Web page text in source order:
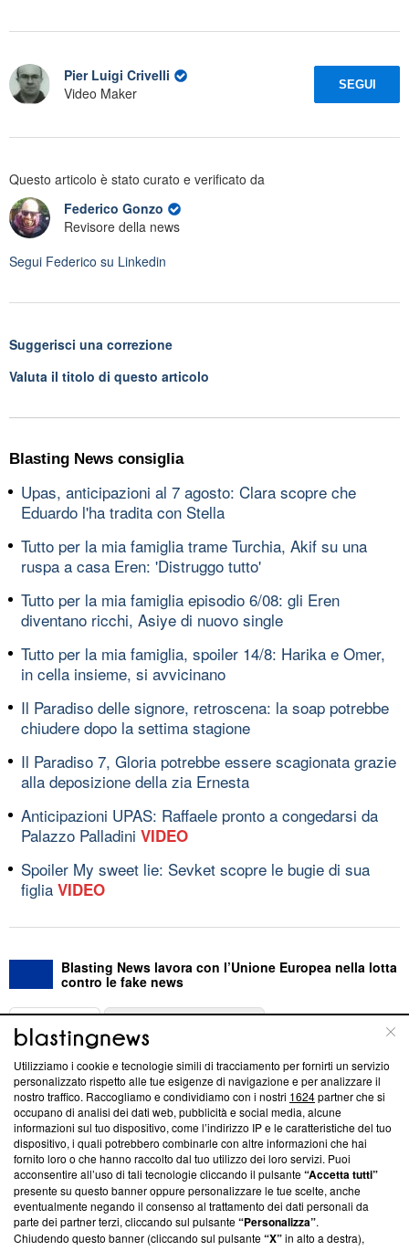
Pier Luigi Crivelli
Video Maker
SEGUI
Questo articolo è stato curato e verificato da
Federico Gonzo
Revisore della news
Segui Federico su Linkedin
Suggerisci una correzione
Valuta il titolo di questo articolo
Blasting News consiglia
Upas, anticipazioni al 7 agosto: Clara scopre che
Eduardo l'ha tradita con Stella
Tutto per la mia famiglia trame Turchia, Akif su una
ruspa a casa Eren: 'Distruggo tutto'
Tutto per la mia famiglia episodio 6/08: gli Eren
diventano ricchi, Asiye di nuovo single
Tutto per la mia famiglia, spoiler 14/8: Harika e Omer,
in cella insieme, si avvicinano
Il Paradiso delle signore, retroscena: la soap potrebbe
chiudere dopo la settima stagione
Il Paradiso 7, Gloria potrebbe essere scagionata grazie
alla deposizione della zia Ernesta
Anticipazioni UPAS: Raffaele pronto a congedarsi da
Palazzo Palladini VIDEO
Spoiler My sweet lie: Sevket scopre le bugie di sua
figlia VIDEO
Blasting News lavora con l’Unione Europea nella lotta
contro le fake news
ABOUT
Questa sezione offre informazioni trasparenti su Blasting
News, sui nostri processi editoriali e su come ci impegniamo a
creare news di qualità. Inoltre, afferma la nostra aderenza a
‘Trust Project - News with Integrity’Blasting News non è
ancora membro del programma, ma ha richiesto di farne
parte; Trust Project non ha ancora effettuato una verifica di
conformità agli standard.
Su di noi
Utilizziamo i cookie e tecnologie simili di tracciamento per fornirti un servizio
personalizzato rispetto alle tue esigenze di navigazione e per analizzare il
nostro traffico. Raccogliamo e condividiamo con i nostri 1624partner che si
occupano di analisi dei dati web, pubblicità e social media, alcune
informazioni sul tuo dispositivo, come l’indirizzo IP e le caratteristiche del tuo
dispositivo, i quali potrebbero combinarle con altre informazioni che hai
fornito loro o che hanno raccolto dal tuo utilizzo dei loro servizi. Puoi
acconsentire all’uso di tali tecnologie cliccando il pulsante“Accetta tutti”
presente su questo banner oppure personalizzare le tue scelte, anche
eventualmente negando il consenso al trattamento dei dati personali da
parte dei partner terzi, cliccando sul pulsante“Personalizza”.
Chiudendo questo banner (cliccando sul pulsante“X”in alto a destra),